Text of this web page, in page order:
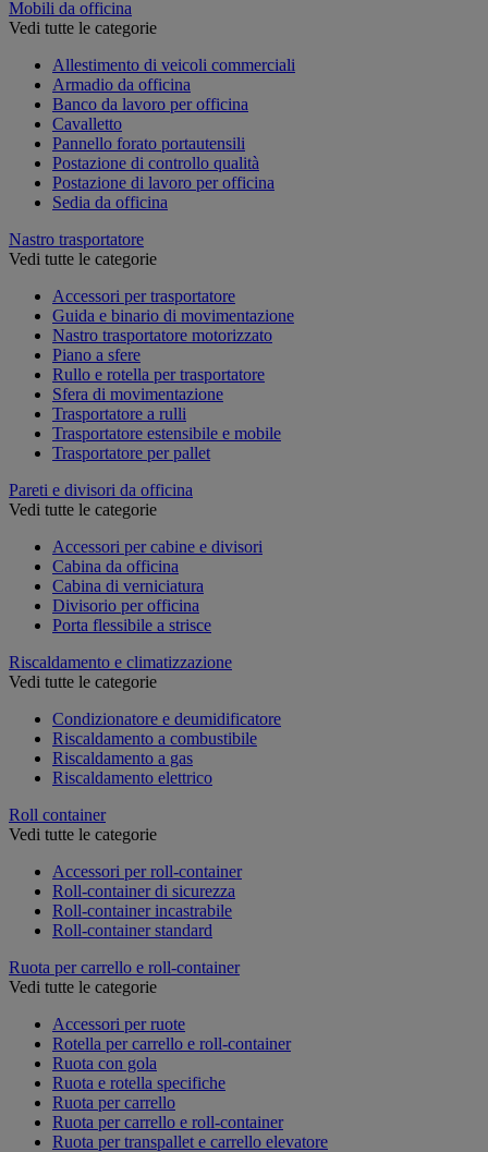
Mobili da officina
Vedi tutte le categorie
Allestimento di veicoli commerciali
Armadio da officina
Banco da lavoro per officina
Cavalletto
Pannello forato portautensili
Postazione di controllo qualità
Postazione di lavoro per officina
Sedia da officina
Nastro trasportatore
Vedi tutte le categorie
Accessori per trasportatore
Guida e binario di movimentazione
Nastro trasportatore motorizzato
Piano a sfere
Rullo e rotella per trasportatore
Sfera di movimentazione
Trasportatore a rulli
Trasportatore estensibile e mobile
Trasportatore per pallet
Pareti e divisori da officina
Vedi tutte le categorie
Accessori per cabine e divisori
Cabina da officina
Cabina di verniciatura
Divisorio per officina
Porta flessibile a strisce
Riscaldamento e climatizzazione
Vedi tutte le categorie
Condizionatore e deumidificatore
Riscaldamento a combustibile
Riscaldamento a gas
Riscaldamento elettrico
Roll container
Vedi tutte le categorie
Accessori per roll-container
Roll-container di sicurezza
Roll-container incastrabile
Roll-container standard
Ruota per carrello e roll-container
Vedi tutte le categorie
Accessori per ruote
Rotella per carrello e roll-container
Ruota con gola
Ruota e rotella specifiche
Ruota per carrello
Ruota per carrello e roll-container
Ruota per transpallet e carrello elevatore